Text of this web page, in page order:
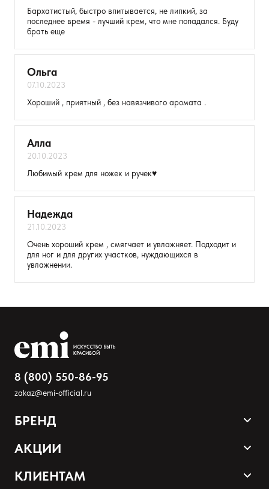
Добавить отзыв
Бархатистый, быстро впитывается, не липкий, за
последнее время - лучший крем, что мне попадался. Буду
брать еще
Ольга
07.10.2023
Хороший , приятный , без навязчивого аромата .
Алла
20.10.2023
Любимый крем для ножек и ручек♥️
Надежда
21.10.2023
Очень хороший крем , смягчает и увлажняет. Подходит и
для ног и для других участков, нуждающихся в
увлажнении.
8 (800) 550-86-95
zakaz@emi-official.ru
БРЕНД
Продукция
АКЦИИ
Sale
КЛИЕНТАМ